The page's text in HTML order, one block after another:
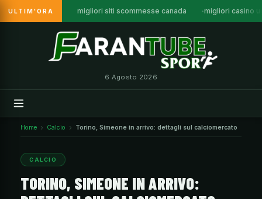
ULTIM'ORA migliori siti scommesse canada migliori casino
6 Agosto 2026
Home Calcio Torino, Simeone in arrivo: dettagli sul calciomercato
CALCIO
TORINO, SIMEONE IN ARRIVO: